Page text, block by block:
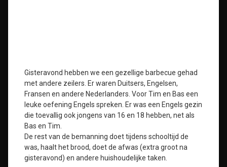
Gisteravond hebben we een gezellige barbecue gehad
met andere zeilers. Er waren Duitsers, Engelsen,
Fransen en andere Nederlanders. Voor Tim en Bas een
leuke oefening Engels spreken. Er was een Engels gezin
die toevallig ook jongens van 16 en 18 hebben, net als
Bas en Tim.
De rest van de bemanning doet tijdens schooltijd de
was, haalt het brood, doet de afwas (extra groot na
gisteravond) en andere huishoudelijke taken.